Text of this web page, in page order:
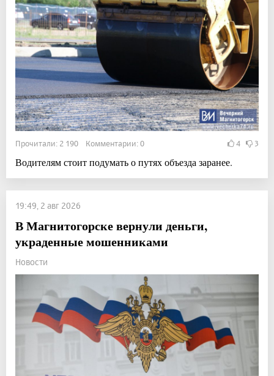
Прочитали: 2 190 Комментарии: 0 4 3
Водителям стоит подумать о путях объезда заранее.
19:49, 2 авг 2026
В Магнитогорске вернули деньги,
украденные мошенниками
Новости